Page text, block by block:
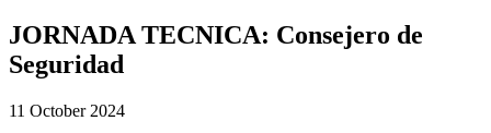
JORNADA TECNICA: Consejero de
Seguridad
11 October 2024